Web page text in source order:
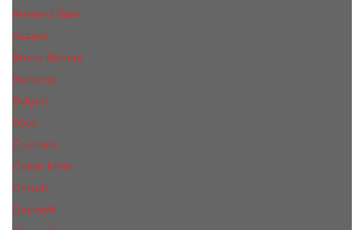
Armand Basi
Azzaro
Bruno Banani
Burberry
Bvlgari
Boss
Cacharel
Calvin Klein
Cerruti
Davidoff